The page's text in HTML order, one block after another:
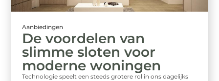
Aanbiedingen
De voordelen van
slimme sloten voor
moderne woningen
Technologie speelt een steeds grotere rol in ons dagelijks